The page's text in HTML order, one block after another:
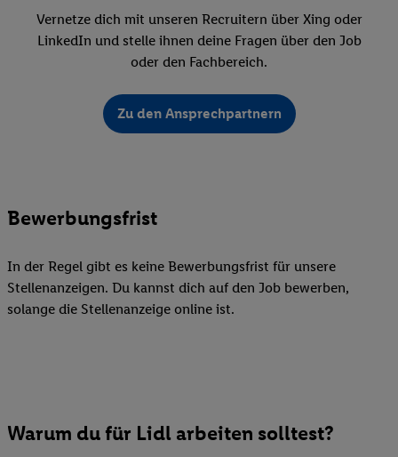
Vernetze dich mit unseren Recruitern über Xing oder
LinkedIn und stelle ihnen deine Fragen über den Job
oder den Fachbereich.
Zu den Ansprechpartnern
Bewerbungsfrist
In der Regel gibt es keine Bewerbungsfrist für unsere
Stellenanzeigen. Du kannst dich auf den Job bewerben,
solange die Stellenanzeige online ist.
Warum du für Lidl arbeiten solltest?